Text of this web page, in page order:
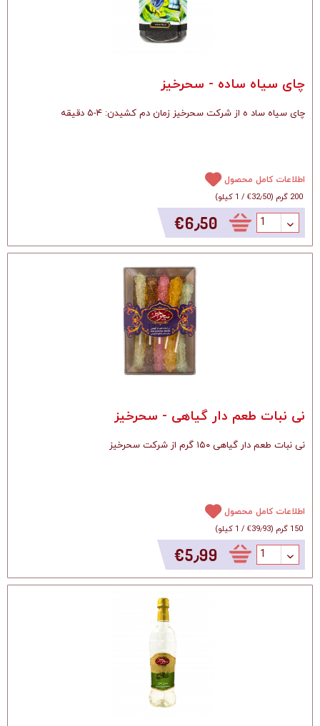
چای سیاه ساده - سحرخیز
چای سیاه ساد ه از شرکت سحرخیز زمان دم کشیدن: ۴-۵ دقیقه
اطلاعات کامل محصول
200 گرم
(‎€32٫50 / 1 کیلو )
‎€6٫50
نی نبات طعم دار گیاهی - سحرخیز
نی نبات طعم دار گیاهی ۱۵۰ گرم از شرکت سحرخیز
اطلاعات کامل محصول
150 گرم
(‎€39٫93 / 1 کیلو )
‎€5٫99